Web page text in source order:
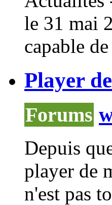
le 31 mai
capable
Player
Forums
Depuis
player de
n'est pas